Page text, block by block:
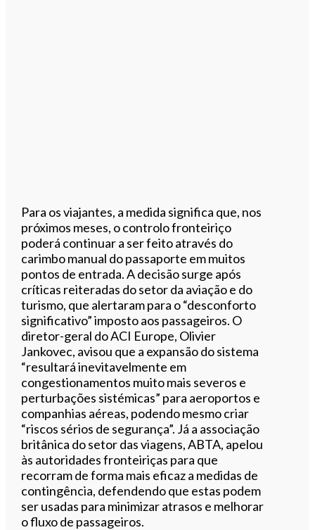
Para os viajantes, a medida significa que, nos
próximos meses, o controlo fronteiriço
poderá continuar a ser feito através do
carimbo manual do passaporte em muitos
pontos de entrada. A decisão surge após
críticas reiteradas do setor da aviação e do
turismo, que alertaram para o “desconforto
significativo” imposto aos passageiros. O
diretor-geral do ACI Europe, Olivier
Jankovec, avisou que a expansão do sistema
“resultará inevitavelmente em
congestionamentos muito mais severos e
perturbações sistémicas” para aeroportos e
companhias aéreas, podendo mesmo criar
“riscos sérios de segurança”. Já a associação
britânica do setor das viagens, ABTA, apelou
às autoridades fronteiriças para que
recorram de forma mais eficaz a medidas de
contingência, defendendo que estas podem
ser usadas para minimizar atrasos e melhorar
o fluxo de passageiros.